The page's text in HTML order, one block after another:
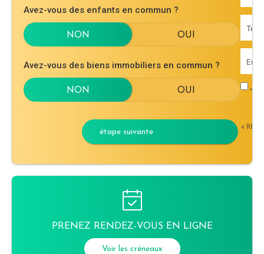
Avez-vous des enfants en commun ?
Avez-vous des biens immobiliers en commun ?
étape suivante <
PRENEZ RENDEZ-VOUS EN LIGNE
Voir les créneaux